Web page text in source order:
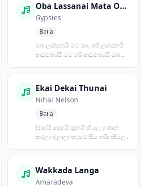
Oba Lassanai Mata Oba Hari Lassanai
Gypsies
Baila
ඔබ ලස්සනයි මට ඔබ හරි ලස්සනයි
ආඩම්බරයි මට හරි ආඩම්බරයි ඔබ
Ekai Dekai Thunai
Nihal Nelson
Baila
(එකයි දෙකයි තුනයි කියල ගණන්
කරලා බලාලා කැසට් සීය හරිද කියල
Wakkada Langa
Amaradeva